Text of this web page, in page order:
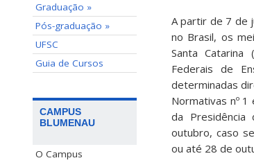
Graduação »
Pós-graduação »
UFSC
Guia de Cursos
CAMPUS
BLUMENAU
O Campus
A partir de 7 de
no Brasil, os
Santa Catarina
Federais de
determinadas
Normativas nº 1
da
outubro, caso
ou até 28 de